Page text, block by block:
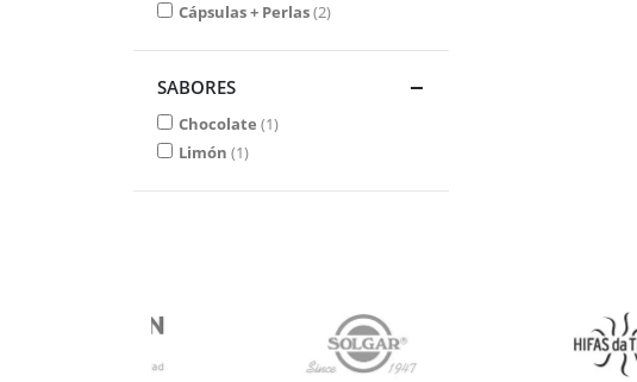
Cápsulas + Perlas 2
SABORES
Chocolate 1
Limón 1